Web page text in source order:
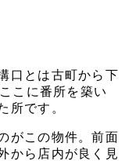
口とは古町から下
こに番所を築い
所です。
がこの物件。前面
から店内が良く見